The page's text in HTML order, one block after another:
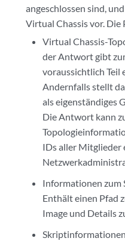
angeschlossen sind,
Virtual Chassis vor.
Virtual Chassis-
der Antwort gibt
voraussichtlich Teil
Andernfalls stellt
als eigenständiges
Die Antwort kann
IDs aller Mitglieder
Informationen zum
Enthält einen Pfad
Image und Details